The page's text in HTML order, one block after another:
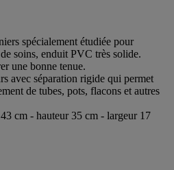
spécialement étudiée pour
soins, enduit PVC très solide.
une bonne tenue.
avec séparation rigide qui permet
de tubes, pots, flacons et autres
cm - hauteur 35 cm - largeur 17